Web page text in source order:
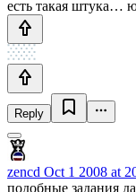
есть такая штука…
Reply
zencd Oct 1 2008 at
подобные задания